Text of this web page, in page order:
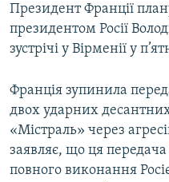
Президент Франції
президентом Росії
зустрічі у Вірменії у
Франція зупинила
двох ударних
«Містраль» через
заявляє, що ця
повного виконання